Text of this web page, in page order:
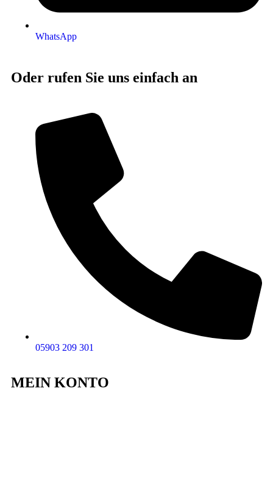
WhatsApp
Oder rufen Sie uns einfach an
05903 209 301
MEIN KONTO